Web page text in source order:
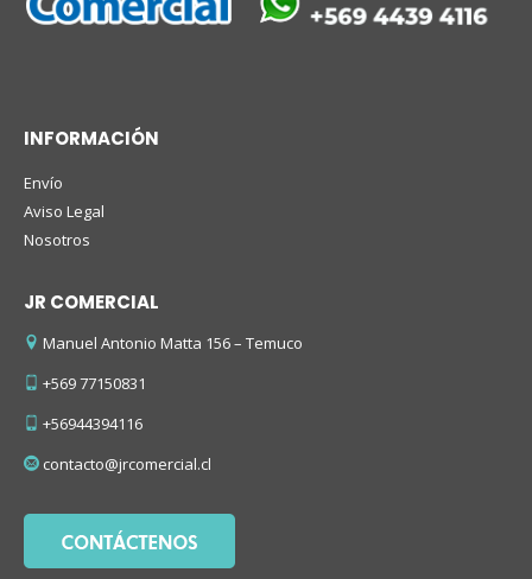
INFORMACIÓN
Envío
Aviso Legal
Nosotros
JR COMERCIAL
Manuel Antonio Matta 156 – Temuco
+569 77150831
+56944394116
contacto@jrcomercial.cl